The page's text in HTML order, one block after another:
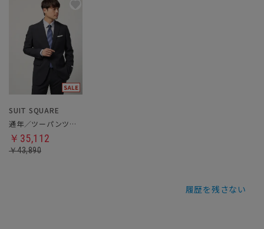
SUIT SQUARE
通年／ツーパンツスーツ
￥35,112
￥43,890
履歴を残さない